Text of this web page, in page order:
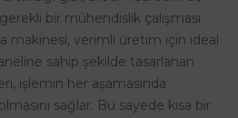
bir mühendislik çalışması
makinesi, verimli üretim için ideal
sahip şekilde tasarlanan
işlemin her aşamasında
sağlar. Bu sayede kısa bir